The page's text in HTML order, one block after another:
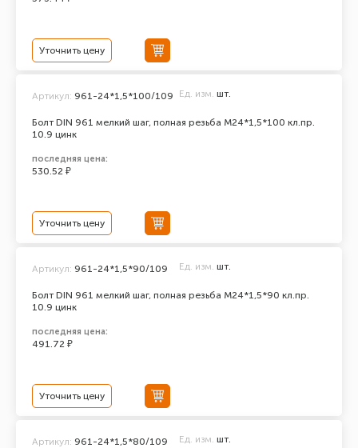
Уточнить цену
Болт DIN 961 мелкий шаг, полная резьба M24*1,5*100 кл.пр.
10.9 цинк
Артикул: 961-24*1,5*100/109 Ед. изм. шт.
последняя цена:
530.52 ₽
Уточнить цену
Болт DIN 961 мелкий шаг, полная резьба M24*1,5*90 кл.пр.
10.9 цинк
Артикул: 961-24*1,5*90/109 Ед. изм. шт.
последняя цена:
491.72 ₽
Уточнить цену
Артикул: 961-24*1,5*80/109 Ед. изм. шт.